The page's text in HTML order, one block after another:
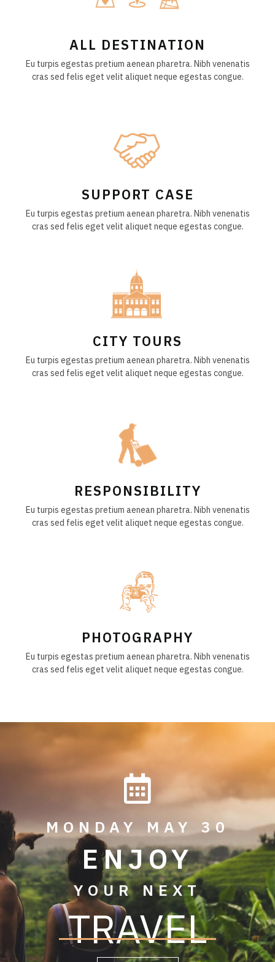
ALL DESTINATION
Eu turpis egestas pretium aenean pharetra. Nibh venenatis
cras sed felis eget velit aliquet neque egestas congue.
SUPPORT CASE
Eu turpis egestas pretium aenean pharetra. Nibh venenatis
cras sed felis eget velit aliquet neque egestas congue.
CITY TOURS
Eu turpis egestas pretium aenean pharetra. Nibh venenatis
cras sed felis eget velit aliquet neque egestas congue.
RESPONSIBILITY
Eu turpis egestas pretium aenean pharetra. Nibh venenatis
cras sed felis eget velit aliquet neque egestas congue.
PHOTOGRAPHY
Eu turpis egestas pretium aenean pharetra. Nibh venenatis
cras sed felis eget velit aliquet neque egestas congue.
MONDAY MAY 30
ENJOY
YOUR NEXT
TRAVEL